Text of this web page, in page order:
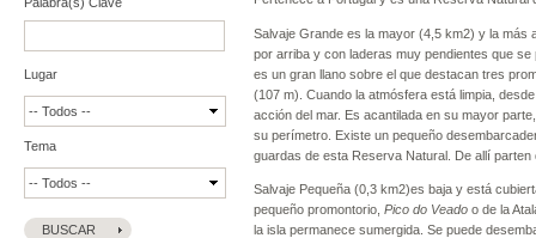
Lugar
Tema
Salvaje Grande es la mayor (4,5 km2) y la más
por arriba y con laderas muy pendientes que
es un gran llano sobre el que destacan tres
(107 m). Cuando la atmósfera está limpia,
acción del mar. Es acantilada en su mayor
su perímetro. Existe un pequeño
guardas de esta Reserva Natural. De allí
Salvaje Pequeña (0,3 km2)es baja y está
pequeño promontorio, Pico do Veado o de la
la isla permanece sumergida. Se puede